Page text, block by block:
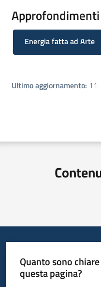
Approfondimenti
Energia fatta ad Arte
Ultimo aggiornamento:
Quanto sono
questa pagina?